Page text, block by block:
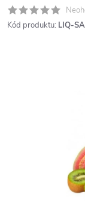
Kód produktu: LIQ-